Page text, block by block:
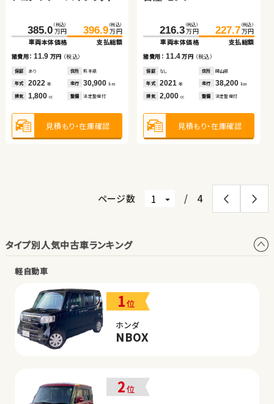
385.0 （税込）
万円
車両本体価格
396.9 （税込）
万円
支払総額
諸費用：11.9 万円 （税込）
保証 あり 住所 熊本県
年式 2022 年 走行 30,900 km
排気 1,800 cc 整備 法定整備付
見積もり・在庫確認
216.3 （税込）
万円
車両本体価格
227.7 （税込）
万円
支払総額
諸費用： 11.4万円 （税込）
保証 なし 住所 岡山県
年式 2021年 走行 38,200 km
排気 2,000cc 整備 法定整備付
見積もり・在庫確認
トヨタ プリウス
69.8万円
車両本体価格
諸費用：9.1 万円 （税込）
保証 なし 住所 鳥取県
排気 1,800cc 整備 法定整備付
トヨタ ヴェルファイア
252.3万円
車両本体価格
諸費用：10.8万円 （税込）
保証 あり 住所 群馬県
排気 2,500cc 整備 なし
トヨタ ルーミー
150.0万円
車両本体価格
諸費用：11.4万円 （税込）
保証 あり 住所 愛知県
排気 1,000cc 整備 法定整備付
スズキ ワゴンＲ スマイル
140.1万円
車両本体価格
諸費用：6.3 万円 （税込）
保証 あり 住所 茨城県
排気 660 整備 なし
ページ数 / 4
タイプ別人気中古車ランキング
軽自動車
1位
ホンダ
NBOX
2位